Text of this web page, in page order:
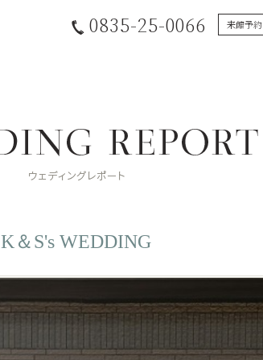
0835-25-0066 来館予約
K＆S's WEDDING